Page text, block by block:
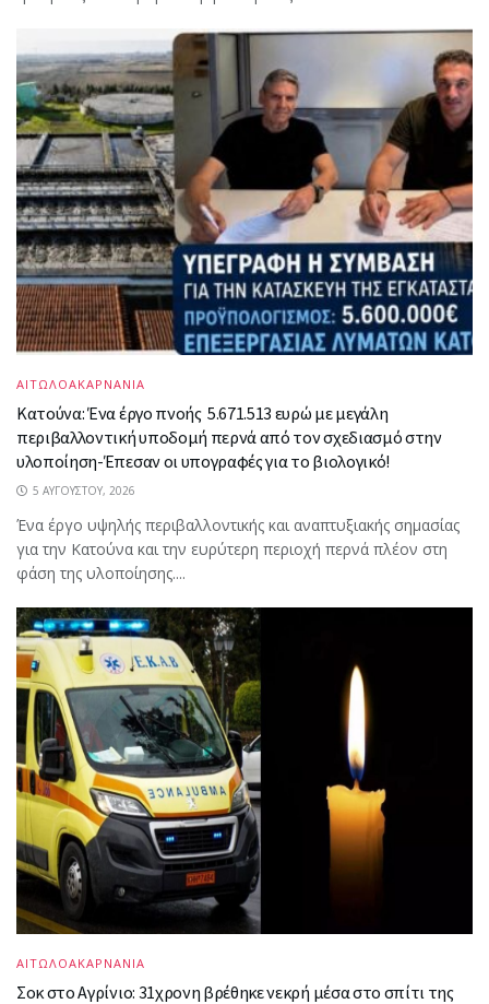
ΑΙΤΩΛΟΑΚΑΡΝΑΝΙΑ
Κατούνα: Ένα έργο πνοής 5.671.513 ευρώ με μεγάλη
περιβαλλοντική υποδομή περνά από τον σχεδιασμό στην
υλοποίηση-Έπεσαν οι υπογραφές για το βιολογικό!
5 ΑΥΓΟΎΣΤΟΥ, 2026
Ένα έργο υψηλής περιβαλλοντικής και αναπτυξιακής σημασίας
για την Κατούνα και την ευρύτερη περιοχή περνά πλέον στη
φάση της υλοποίησης....
ΑΙΤΩΛΟΑΚΑΡΝΑΝΙΑ
Σοκ στο Αγρίνιο: 31χρονη βρέθηκε νεκρή μέσα στο σπίτι της